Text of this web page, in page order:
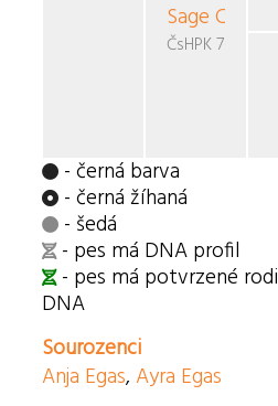
Sage Cera
ČsHPK 7-88/87/
- černá barva
- černá žíhaná
- šedá
- pes má DNA profil
- pes má potvrzené
DNA
Sourozenci
Anja Egas, Ayra Egas